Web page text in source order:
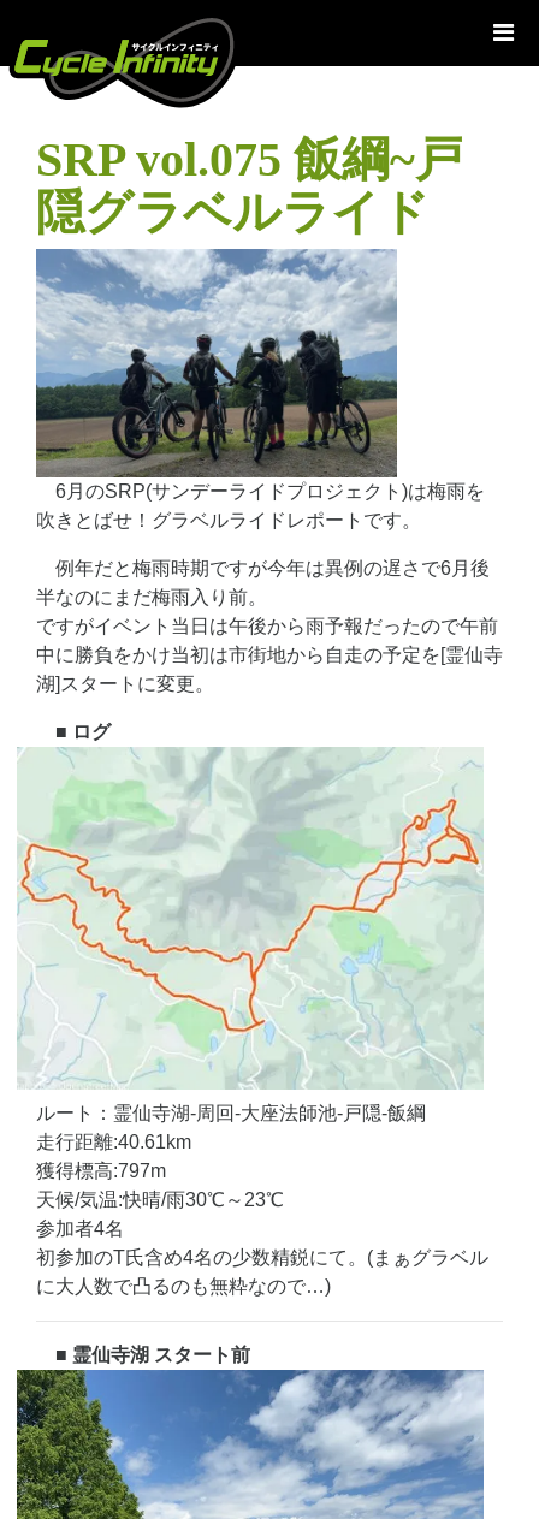
テ
SRP vol.075 飯綱~戸
隠グラベルライド
6月のSRP(サンデーライドプロジェクト)は梅雨を
吹きとばせ！グラベルライドレポートです。
例年だと梅雨時期ですが今年は異例の遅さで6月後
半なのにまだ梅雨入り前。
ですがイベント当日は午後から雨予報だったので午前
中に勝負をかけ当初は市街地から自走の予定を[霊仙寺
湖]スタートに変更。
■ ログ
ルート：霊仙寺湖-周回-大座法師池-戸隠-飯綱
走行距離:40.61km
獲得標高:797m
天候/気温:快晴/雨30℃～23℃
参加者4名
初参加のT氏含め4名の少数精鋭にて。(まぁグラベル
に大人数で凸るのも無粋なので…)
■ 霊仙寺湖 スタート前